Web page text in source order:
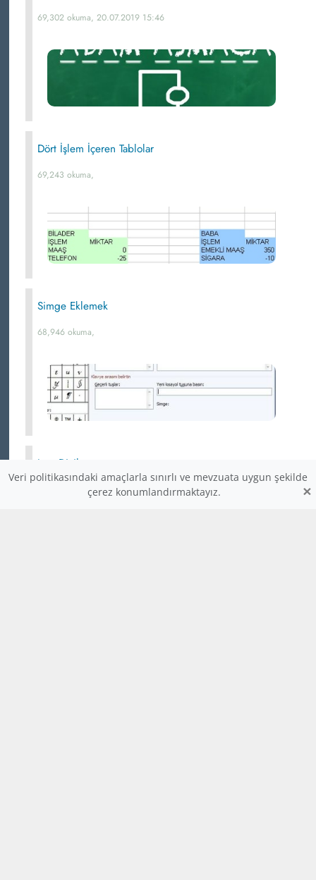
69,302 okuma, 20.07.2019 15:46
Dört İşlem İçeren Tablolar
69,243 okuma,
Simge Eklemek
68,946 okuma,
Java Diziler
Javada diziler nesnedirler, cdeki gibi hafızada yer kaplayan
pointer değillerdir. Javada diziler, cye göre daha
Veri politikasındaki amaçlarla sınırlı ve mevzuata uygun şekilde
çerez konumlandırmaktayız.
×